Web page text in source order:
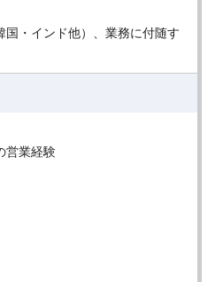
国・インド他）、業務に付随す
営業経験